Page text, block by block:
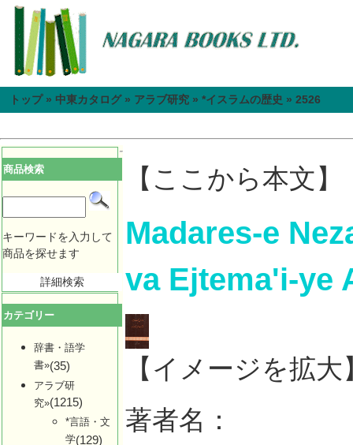
トップ» 中東カタログ» アラブ研究 » *イスラムの歴史 » 2526
商品検索
キーワードを入力して
商品を探せます
詳細検索
カテゴリー
辞書・語学
書»(35)
アラブ研
究»(1215)
*言語・文
学(129)
【ここから本文】
Madares-e
va Ejtema'i-ye
【イメージを拡大
著者名：